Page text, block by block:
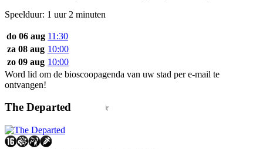
Speelduur: 1 uur 2 minuten
do 06 aug 11:30
za 08 aug 10:00
zo 09 aug 10:00
Word lid om de bioscoopagenda van uw stad per e-mail te
ontvangen!
The Departed